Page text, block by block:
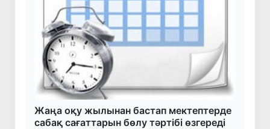
Жаңа оқу жылынан бастап мектептерде
сабақ сағаттарын бөлу тәртібі өзгереді